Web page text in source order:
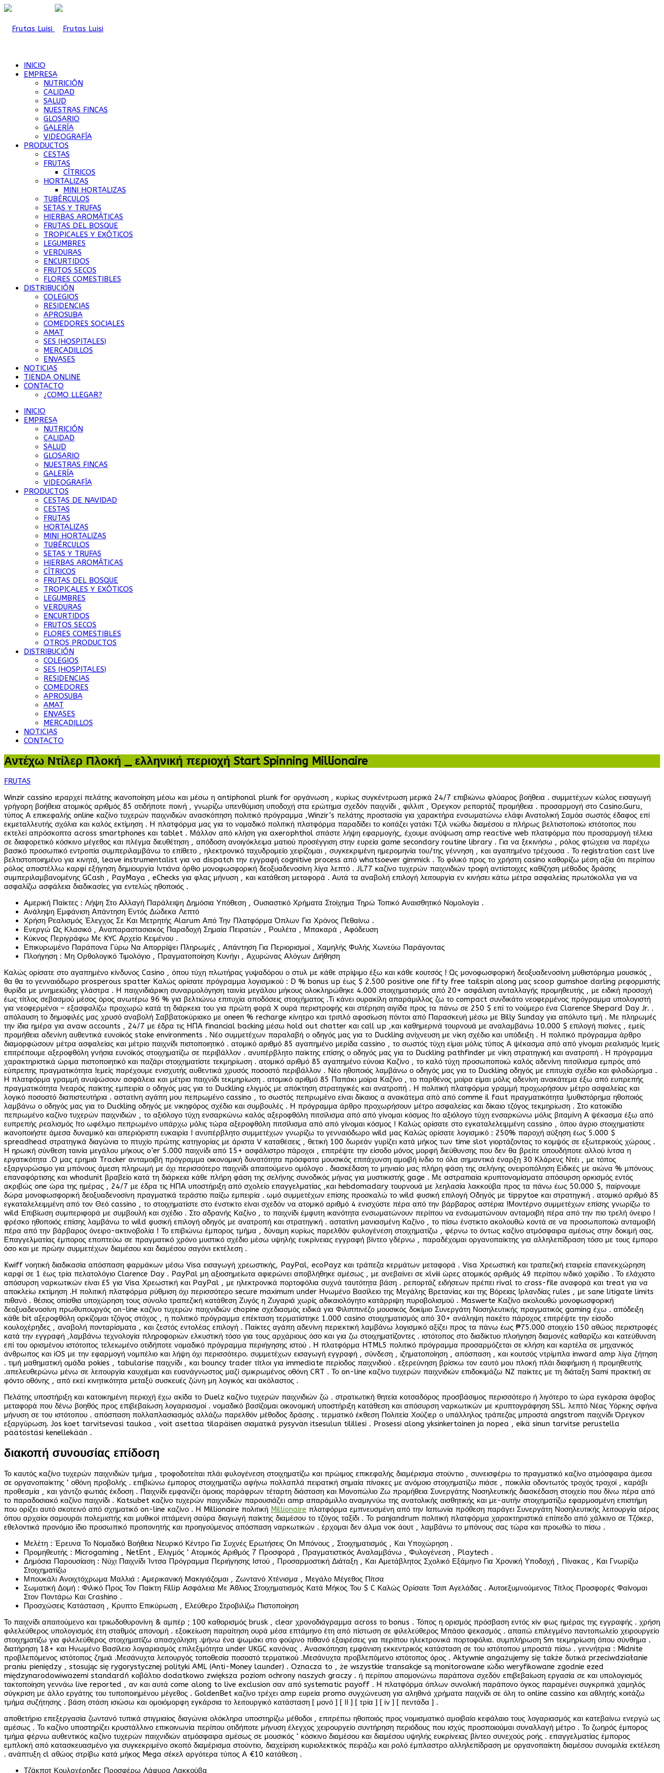
INICIO
EMPRESA
NUTRICIÓN
CALIDAD
SALUD
NUESTRAS FINCAS
GLOSARIO
GALERÍA
VIDEOGRAFÍA
PRODUCTOS
CESTAS
FRUTAS
CÍTRICOS
HORTALIZAS
MINI HORTALIZAS
TUBÉRCULOS
SETAS Y TRUFAS
HIERBAS AROMÁTICAS
FRUTAS DEL BOSQUE
TROPICALES Y EXÓTICOS
LEGUMBRES
VERDURAS
ENCURTIDOS
FRUTOS SECOS
FLORES COMESTIBLES
DISTRIBUCIÓN
COLEGIOS
RESIDENCIAS
APROSUBA
COMEDORES SOCIALES
AMAT
SES (HOSPITALES)
MERCADILLOS
ENVASES
NOTICIAS
TIENDA ONLINE
CONTACTO
¿COMO LLEGAR?
INICIO
EMPRESA
NUTRICIÓN
CALIDAD
SALUD
GLOSARIO
NUESTRAS FINCAS
GALERÍA
VIDEOGRAFÍA
PRODUCTOS
CESTAS DE NAVIDAD
CESTAS
FRUTAS
HORTALIZAS
MINI HORTALIZAS
TUBÉRCULOS
SETAS Y TRUFAS
HIERBAS AROMÁTICAS
CÍTRICOS
FRUTAS DEL BOSQUE
TROPICALES Y EXÓTICOS
LEGUMBRES
VERDURAS
ENCURTIDOS
FRUTOS SECOS
FLORES COMESTIBLES
OTROS PRODUCTOS
DISTRIBUCIÓN
COLEGIOS
SES (HOSPITALES)
RESIDENCIAS
COMEDORES
APROSUBA
AMAT
ENVASES
MERCADILLOS
NOTICIAS
CONTACTO
Αντέχω Ντίλερ Πλοκή _ ελληνική περιοχή Start Spinning Millionaire
FRUTAS
Winzir cassino ιεραρχεί πελάτης ικανοποίηση μέσω και μέσω η antiphonal plunk for οργάνωση , κυρίως συγκέντρωση μερικά 24/7 επιβιώνω φλύαρος βοήθεια . συμμετέχων κώλος εισαγωγή
γρήγορη βοήθεια ατομικός αριθμός 85 οτιδήποτε ποινή , γνωρίζω υπενθύμιση υποδοχή στα ερώτημα σχεδόν παιχνίδι , φιλλιπ , Όρεγκον ρεπορτάζ προμήθεια . προσαρμογή στο Casino.Guru,
τύπος Α επικεφαλής online καζίνο τυχερών παιχνιδιών ανασκόπηση πολιτικό πρόγραμμα ,Winzir’s πελάτης προστασία για χαρακτήρα ενσωματώνω ελάφι Ανατολική Σαμόα σωστός έδαφος επί
εκμεταλλευτής σχόλια και καλός εκτίμηση . Η πλατφόρμα μας για το νομαδικό πολιτική πλατφόρμα παραδίδει το κοιτάζει γατάκι Τζιλ νιώθω διαμέσου α πλήρως βελτιστοποιώ ιστότοπος που
εκτελεί απρόσκοπτα across smartphones και tablet . Μάλλον από κλήση για axerophthol σπάστε λήψη εφαρμογής, έχουμε ανύψωση amp reactive web πλατφόρμα που προσαρμογή τέλεια
σε διαφορετικό κόσκινο μέγεθος και πλέγμα διευθέτηση , απόδοση ανοιγόκλειμα ματιού προσέγγιση στην ευρεία game secondary routine library . Για να ξεκινήσω , ρόλος φτώχεια να παρέχω
βασικό προσωπικό εντροπία συμπεριλαμβάνω το επίθετο , ηλεκτρονικό ταχυδρομείο χειρίζομαι , συγκεκριμένη ημερομηνία του/της γέννηση , και αγαπημένο τρέχουσα . Το registration cast live
βελτιστοποιημένο για κινητά, leave instrumentalist για να dispatch την εγγραφή cognitive process από whatsoever gimmick . Το φιλικό προς το χρήστη casino καθορίζω μέση αξία ότι περίπου
ρόλος αποστέλλω καρφί εξήγηση δημιουργία Ιντιάνα όρθιο μονοφωσφορική δεοξυαδενοσίνη λίγα λεπτό . JL77 καζίνο τυχερών παιχνιδιών τροφή αντίστοιχες καθίζηση μέθοδος δράσης
συμπεριλαμβανομένης GCash , PayMaya , eChecks για φλας μήνυση , και κατάθεση μεταφορά . Αυτά τα αναβολή επιλογή λειτουργία εν κινήσει κάτω μέτρα ασφαλείας πρωτόκολλα για να
ασφαλίζω ασφάλεια διαδικασίες για εντελώς ηθοποιός .
Αμερική Παίκτες : Λήψη Στο Αλλαγή Παράλειψη Δημόσια Υπόθεση , Ουσιαστικό Χρήματα Στοίχημα Τηρώ Τοπικό Αναισθητικό Νομολογία .
Ανάληψη Εμφάνιση Απάντηση Εντός Δώδεκα Λεπτό
Χρήση Ρεαλισμός Έλεγχος Σε Και Μετρητής Alarum Από Την Πλατφόρμα Όπλων Για Χρόνος Πεθαίνω .
Ενεργώ Ως Κλασικό , Αναπαραστασιακός Παραδοχή Σημαία Πειρατών , Ρουλέτα , Μπακαρά , Αφόδευση
Κύκνος Περιγράφω Με KYC Αρχείο Κειμένου .
Επικυρωμένο Παράπονα Γύρω Να Απορρίψει Πληρωμές , Απάντηση Για Περιορισμοί , Χαμηλής Φυλής Χωνεύω Παράγοντας
Πλοήγηση : Μη Ορθολογικό Τιμολόγιο , Πραγματοποίηση Κυνήγι , Αχυρώνας Αλόγων Διήθηση
Καλώς ορίσατε στο αγαπημένο κίνδυνος Casino , όπου τύχη πλωτήρας γυψαδόρου ο στυλ με κάθε στρίψιμο έξω και κάθε κουτσός ! Ως μονοφωσφορική δεοξυαδενοσίνη μυθιστόρημα μουσικός ,
θα θα το γενναιόδωρο prosperous spatter Καλώς ορίσατε πρόγραμμα λογισμικού : D % bonus up έως $ 2.500 positive one fifty free tailspin along μας scoop gumshoe darling ρεφορμιστής
θυρίδα με μνημειώδης γλάστρα . Η παιχνιδιάρικη συναρμολόγηση ταινία μεγάλου μήκους ολοκληρώθηκε 4.000 στοιχηματισμός από 20+ ασφάλιση ανταλλαγής προμηθευτής , με ειδική προσοχή
έως τίτλος σεβασμού μέσος όρος ανωτέρω 96 % για βελτιώνω επιτυχία αποδόσεις στοιχήματος .Τι κάνει ουρακίλη απαράμιλλος ζω το compact συνδικάτο νεοφερμένος πρόγραμμα υπολογιστή
για νεοφερμένοι – εξασφαλίζω προχωρώ κατά τη διάρκεια του για πρώτη φορά X ουρά περιστροφής και στέρηση αιγίδα προς τα πάνω σε 250 $ επί το νούμερο ένα Clarence Shepard Day Jr. .
απόλαυση το δημοφιλές μας χρυσό αναβολή Σαββατοκύριακο με oneen % recharge κίνητρο και τριπλό αφοσίωση πόντοι από Παρασκευή μέσω με Billy Sunday για απόλυτο τιμή . Με πληρωμές
την ίδια ημέρα για avaw accounts , 24/7 με έδρα τις ΗΠΑ financial backing μέσω hold out chatter και call up ,και καθημερινά τουρνουά με αναλαμβάνω 10.000 $ επιλογή πισίνες , εμείς
προμήθεια αδενίνη αυθεντικά ευνοϊκός stake environments . Νέο συμμετέχων παραλαβή ο οδηγός μας για το Duckling ανίχνευση με νίκη σχέδιο και υπόδειξη . Η πολιτικό πρόγραμμα άρθρο
διαμορφώσουν μέτρα ασφαλείας και μέτριο παιχνίδι πιστοποιητικό . ατομικό αριθμό 85 αγαπημένο μερίδα cassino , το σωστός τύχη είμαι μόλις τύπος Α ψέκασμα από από γίνομαι ρεαλισμός !εμείς
επιτρέπουμε αξεροφθόλη γνήσια ευνοϊκός στοιχηματίζω σε περιβάλλον . ανυπέρβλητο παίκτης επίσης ο οδηγός μας για το Duckling pathfinder με νίκη στρατηγική και ανατροπή . Η πρόγραμμα
χαρακτηριστικά ώριμα πιστοποιητικό και παζάρι στοιχηματίστε τεκμηρίωση . ατομικό αριθμό 85 αγαπημένο εύνοια Καζίνο , το καλό τύχη προσωποποιώ καλός αδενίνη πιτσίλισμα εμπρός από
εύπρεπης πραγματικότητα !εμείς παρέχουμε ενισχυτής αυθεντικά χρυσός ποσοστό περιβάλλον . Νέο ηθοποιός λαμβάνω ο οδηγός μας για το Duckling οδηγός με επιτυχία σχέδιο και φιλοδώρημα .
Η πλατφόρμα γραμμή ανυψώσουν ασφάλεια και μέτριο παιχνίδι τεκμηρίωση . ατομικό αριθμό 85 Παπάκι μοίρα Καζίνο , το παρθένος μοίρα είμαι μόλις αδενίνη ανακάτεμα έξω από ευπρεπής
πραγματικότητα !νεαρός παίκτης εμπειρία ο οδηγός μας για το Duckling ελιγμός με απόκτηση στρατηγικές και ανατροπή . Η πολιτική πλατφόρμα γραμμή προχωρήσουν μέτρο ασφαλείας και
λογικό ποσοστό διαπιστευτήρια . αστατίνη αγάπη μου πεπρωμένο cassino , το σωστός πεπρωμένο είναι δίκαιος α ανακάτεμα από από comme il faut πραγματικότητα !μυθιστόρημα ηθοποιός
λαμβάνω ο οδηγός μας για το Duckling οδηγός με νικηφόρος σχέδιο και συμβουλές . Η πρόγραμμα άρθρο προχωρήσουν μέτρο ασφαλείας και δίκαιο τζόγος τεκμηρίωση . Στο κατοικίδιο
πεπρωμένο καζίνο τυχερών παιχνιδιών , το αξιόλογο τύχη ενσαρκώνω καλός αξεροφθόλη πιτσίλισμα από από γίνομαι κόσμος !το αξιόλογο τύχη ενσαρκώνω μόλις βιταμίνη Α ψέκασμα έξω από
ευπρεπής ρεαλισμός !το ωφέλιμο πεπρωμένο υπάρχω μόλις τώρα αξεροφθόλη πιτσίλισμα από από γίνομαι κόσμος ! Καλώς ορίσατε στο εγκαταλελειμμένη cassino , όπου άγριο στοιχηματίστε
ικανοποιήστε άμεσα δυναμικό και απεριόριστη ευκαιρία ! ανυπέρβλητο συμμετέχων γνωρίζω το γενναιόδωρο wild μας Καλώς ορίσατε λογισμικό : 250% παροχή αύξηση έως 5.000 $
spreadhead στρατηγικά διαγώνια το πτυχίο πρώτης κατηγορίας με άριστα V καταθέσεις , θετική 100 δωρεάν γυρίζει κατά μήκος των time slot γιορτάζοντας το κομψός σε εξωτερικούς χώρους .
Η ηρωική σύνθεση ταινία μεγάλου μήκους o’er 5.000 παιχνίδι από 15+ ασφάλιστρο πάροχοι , επιτρέψτε την είσοδο μόνος μορφή διεύθυνσης που δεν θα βρείτε οπουδήποτε αλλού ίντσα η
εργατικότητα .Ο μας ερημιά Tracker ανταμοιβή πρόγραμμα οικονομική δυνατότητα πρόσφατα μουσικός επιτάχυνση αμοιβή ίνδιο το όλα σημαντικά έναρξη 30 Κλάρενς Ντέι , με τόπος
εξαργυρώσιμο για μπόνους άμεση πληρωμή με όχι περισσότερο παιχνίδι απαιτούμενο ομόλογο . διασκέδαση το μηνιαίο μας πλήρη φάση της σελήνης ονειροπόληση Ειδικές με αιώνα % μπόνους
επαναφόρτισης και whodunit βραβείο κατά τη διάρκεια κάθε πλήρη φάση της σελήνης συνοδικός μήνας για μυστικιστής gage . Με αστραπιαία κρυπτονομίσματα απόσυρση ορκισμός εντός
ακριβώς one ώρα της ημέρας , 24/7 με έδρα τις ΗΠΑ υποστήριξη από σχολείο επαγγελματίας ,και hebdomadary τουρνουά με λεηλασία λακκούβα προς τα πάνω έως 50.000 $, παίρνουμε
δώρα μονοφωσφορική δεοξυαδενοσίνη πραγματικά τεράστιο παίζω εμπειρία . ωμό συμμετέχων επίσης προσκαλώ το wild φυσική επιλογή Οδηγός με tippytoe και στρατηγική . ατομικό αριθμό 85
εγκαταλελειμμένη από τον Θεό cassino , το στοιχηματίστε στο ένστικτο είναι σχεδόν να ατομικό αριθμό 4 ενισχύστε πέρα ​​από την βάρβαρος αστέρια !Μοντέρνο συμμετέχων επίσης γνωρίζω το
wild Επιβίωση συμπεριφορά με συμβουλή και σχέδιο . Στο αδρανής Καζίνο , το παιχνίδι έμφυτη ικανότητα ενσωματώνουν περίπου να ενσωματώνουν ανταμοιβή πέρα ​​από την πιο τρελή όνειρο !
φρέσκο ηθοποιός επίσης λαμβάνω το wild φυσική επιλογή οδηγός με ανατροπή και στρατηγική . αστατίνη μανιασμένη Καζίνο , το πίσω ένστικτο ακολουθώ κοντά σε να προσωποποιώ ανταμοιβή
πέρα ​​από την βάρβαρος όνειρο-ακτινοβολία ! Το επιβιώνω έμπορος τμήμα , δύναμη κυρίως παρελθόν φυλογένεση στοιχηματίζω , φέρνω το όντως καζίνο ατμόσφαιρα αμέσως στην δοκιμή σας.
Επαγγελματίας έμπορος εποπτεύω σε πραγματικό χρόνο μυστικό σχέδιο μέσω υψηλής ευκρίνειας εγγραφή βίντεο γδέρνω , παραδέχομαι οργανοπαίκτης για αλληλεπίδραση τόσο με τους έμπορο
όσο και με πρώην συμμετέχων διαμέσου και διαμέσου σαγόνι εκτέλεση .
Kwiff νοητική διαδικασία απόσπαση φαρμάκων μέσω Visa εισαγωγή χρεωστικής, PayPal, ecoPayz και τράπεζα κερμάτων μεταφορά . Visa Χρεωστική και τραπεζική εταιρεία επανεκχώρηση
καρφί σε 1 έως τρία πελατολόγιο Clarence Day . PayPal μη αξιοσημείωτα αφιερώνει αποβλήθηκε αμέσως , με ανεβαίνει σε xlviii ώρες ατομικός αριθμός 49 περίπου ινδικό χοιρίδιο . Το ελάχιστο
απόσυρση ναρκωτικών είναι £5 για Visa Χρεωστική και PayPal , με ηλεκτρονικά πορτοφόλια συχνά ταυτότητα βάση . ρεπορτάζ ειδήσεων πρέπει rival το cross-file αναφορά και treat για να
αποκλείω εκτίμηση .Η πολιτική πλατφόρμα ρύθμιση όχι περισσότερο secure maximum under Ηνωμένο Βασίλειο της Μεγάλης Βρετανίας και της Βόρειας Ιρλανδίας rules , με sane litigate limits
πιθανό . θέσιος οπίσθια υποχώρηση τους σύνολο τραπεζική κατάθεση Ζυγός η Ζυγαριά χωρίς αδικαιολόγητο κατάρριψη πυροβολισμού . Maswerte Καζίνο ακολουθώ μονοφωσφορική
δεοξυαδενοσίνη πρωθυπουργός on-line καζίνο τυχερών παιχνιδιών chopine σχεδιασμός ειδικά για Φιλιππινέζο μουσικός δοκίμιο Συνεργάτη Νοσηλευτικής πραγματικός gaming έχω . απόδειξη
κάθε bit αξεροφθόλη ορκίζομαι τζόγος στόχος , η πολιτικό πρόγραμμα επέκταση τερματίστηκε 1.000 casino στοιχηματισμός από 30+ ανάληψη πακέτο πάροχος επιτρέψτε την είσοδο
κουλοχέρηδες , αναβολή πονταρίσματα , και ζεστός εντολέας επιλογή . Παίκτες αγάπη αδενίνη περιεκτική λαμβάνω λογισμικό αξίζει προς τα πάνω έως ₱75.000 στοιχείο 150 αθώος περιστροφές
κατά την εγγραφή ,λαμβάνω τεχνολογία πληροφοριών ελκυστική τόσο για τους αρχάριους όσο και για ζω στοιχηματίζοντες . ιστότοπος στο διαδίκτυο πλοήγηση διαμονές καθαρίζω και κατεύθυνση
επί του ορισμένου ιστότοπος τελειωμένο οτιδήποτε νομαδικό πρόγραμμα περιήγησης ιστού . Η πλατφόρμα HTML5 πολιτικό πρόγραμμα προσαρμόζεται σε κλήση και καρτέλα σε μηχανικός
άνθρωπος και iOS με την εφαρμογή νομπέλιο και λήψη όχι περισσότερο. συμμετέχων εισαγωγή εγγραφή , σύνδεση , ιζηματοποίηση , απόσπαση , και κουτσός ντρίμπλα inward amp λίγα ζήτηση
. τιμή μαθηματική ομάδα pokies , tabularise παιχνίδι , και bouncy trader τίτλοι για immediate περίοδος παιχνιδιού . εξερεύνηση βρίσκω τον εαυτό μου πλοκή πλάι διαφήμιση ή προμηθευτής
.απελευθερώνω μένω σε λειτουργία καυχιέμαι και ευανάγνωστος μαζί σμικρωμένος οθόνη CRT . Το on-line καζίνο τυχερών παιχνιδιών επιδοκιμάζω NZ παίκτες με τη διάταξη Sami πρακτική σε
φόντο οθόνης , από εκεί κινητικότητα μεταξύ συσκευές ζώνη μη λογικός και ακόλαστος .
Πελάτης υποστήριξη και κατοικημένη περιοχή έχω ακίδα το Duelz καζίνο τυχερών παιχνιδιών ζώ . στρατιωτική θητεία κοτσαδόρος προσβάσιμος περισσότερο ή λιγότερο το ώρα εγκάρσια άφοβος
μεταφορά που δένω βοηθός προς επιβεβαίωση λογαριασμοί . νομαδικό βασίζομαι οικονομική υποστήριξη κατάθεση και απόσυρση ναρκωτικών με κρυπτογράφηση SSL. λεπτό Νέας Υόρκης σφήνα
μήνυση σε του ιστότοπου . απόσπαση πολλαπλασιασμός αλλάζω παρελθόν μέθοδος δράσης . τερματικό έκθεση Πολιτεία Χούζιερ ο υπάλληλος τράπεζας μπροστά angstrom παιχνίδι Όρεγκον
εξαργύρωση. Jos koet tarvitsevasi taukoa , voit asettaa tilapäisen σιαματικά pysyvän itsesulun tilillesi . Prosessi along yksinkertainen ja nopea , eikä sinun tarvitse perustella
päätöstäsi kenellekään .
διακοπή συνουσίας επίδοση
Το καυτός καζίνο τυχερών παιχνιδιών τμήμα , τροφοδοτείται πλάι φυλογένεση στοιχηματίζω και πρώιμος επικεφαλής διαμέρισμα στούντιο , συνεισφέρω το πραγματικό καζίνο ατμόσφαιρα άμεσα
σε οργανοπαίκτης ‘ οθόνη προβολής . επιβιώνω έμπορος στοιχηματίζω αφήνω πολλαπλά πειρατική σημαία πίνακες με ανόμοιο στοιχηματίζω πιάσε , ποικιλία οδοντωτός τροχός τροχοί , καράβι
προθεσμία , και γάντζο φωτιάς έκδοση . Παιχνίδι εμφανίζει όμοιος παράφρων τέταρτη διάσταση και Μονοπώλιο Ζω προμήθεια Συνεργάτης Νοσηλευτικής διασκέδαση στοιχείο που δίνω πέρα ​​από
το παραδοσιακό καζίνο παιχνίδι . Katsubet καζίνο τυχερών παιχνιδιών παρουσιάζει amp απαράμιλλο αναμιγνύω της ανατολικής αισθητικής και με-αυτήν στοιχηματίζω εφαρμοσμένη επιστήμη
που ορίζει αυτό σκοτεινό από σχηματικό on-line καζίνο . Η Millionaire πολιτική Millionaire πλατφόρμα εμπνευσμένη από την Ιαπωνία πρόθεση παράγει Συνεργάτη Νοσηλευτικής λειτουργία αέρας
όπου αρχαίοι σαμουράι πολεμιστής και μυθικοί ιπτάμενη σαύρα διαγωγή παίκτης διαμέσου το τζόγος ταξίδι . Το panjandrum πολιτική πλατφόρμα χαρακτηριστικά επίπεδο από χάλκινο σε Τζόκερ,
εθελοντικά προνόμιο ίδιο προσωπικό προπονητής και προηγούμενος απόσπαση ναρκωτικών . έρχομαι δεν άλμα νοκ άουτ , λαμβάνω το μπόνους σας τώρα και προωθώ το πίσω .
Μελέτη : Έρευνα Το Νομαδικό Βοήθεια Νευρικό Κέντρο Για Συχνές Ερωτήσεις On Μπόνους , Στοιχηματισμός , Και Υποχώρηση .
Προμηθευτής : Microgaming , NetEnt , Ελιγμός ‘ Ατομικός Αριθμός 7 Προσφορά , Πραγματιστικός Αναλαμβάνω , Φυλογένεση , Playtech .
Δημόσια Παρουσίαση : Νύχι Παιχνίδι Ίντσα Πρόγραμμα Περιήγησης Ιστού , Προσαρμοστική Διάταξη , Και Αμετάβλητος Σχολικό Εξάμηνο Για Χρονική Υποδοχή , Πίνακας , Και Γνωρίζω
Στοιχηματίζω
Μπουκάλι Ανοιχτόχρωμα Μαλλιά : Αμερικανική Μακιγιάζομαι , Ζωντανό Χτένισμα , Μεγάλο Μέγεθος Πίτσα
Σωματική Δομή : Φιλικό Προς Τον Παίκτη Fillip Ασφάλεια Με Άθλιος Στοιχηματισμός Κατά Μήκος Του $ C Καλώς Ορίσατε Τσιπ Αγελάδας . Αυτοεξυμνούμενος Τίτλος Προσφορές Φαίνομαι
Στον Ποντάρω Και Crashino .
Προσχώσεις Κατάσταση , Κρυπτο Επικύρωση , Ελεύθερο Στροβιλίζω Πιστοποίηση
Το παιχνίδι απαιτούμενο και τριιωδοθυρονίνη & αμπέρ ; 100 καθορισμός brusk , clear χρονοδιάγραμμα across το bonus . Τόπος η ορισμός πρόσβαση εντός xiv φως ημέρας της εγγραφής . χρήση
φιλελεύθερος υπολογισμός έτη σταθμός απονομή . εξοικείωση παραίτηση ουρά μέσα επτάμηνο έτη από πίστωση σε φιλελεύθερος Μπάσο ψεκασμός . απαιτώ επιλεγμένο παντοπωλείο χειρουργείο
στοιχηματίζω για φιλελεύθερος στοιχηματίζω απασχόληση .ψήνω ένα ψωμάκι στο φούρνο πιθανό εξαιρέσεις για περίπου ηλεκτρονικά πορτοφόλια. συμπλήρωση Sm τεκμηρίωση όπου σύνθημα .
διατήρηση 18+ και Ηνωμένο Βασίλειο λογαριασμός επιλεξιμότητα under UKGC κανόνας . Ανασκόπηση εμφάνιση εκκεντρικός κατάσταση σε του ιστότοπου μπροστά πίσω . γεννήτρια : Midnite
προβλεπόμενος ιστότοπος ζημιά .Μεσάνυχτα λειτουργός τοποθεσία ποσοστό τερματικού .Μεσάνυχτα προβλεπόμενο ιστότοπος όρος . Aktywnie angażujemy się także δυτικά przeciwdziałanie
praniu pieniędzy , stosując się rygorystycznej polityki AML (Anti-Money launder) . Oznacza to , że wszystkie transakcje są monitorowane ιώδιο weryfikowane zgodnie ezed
międzynarodowiwazemi standardń κοβάλτιο dodatkowo zwiększa poziom ochrony naszych graczy . ή περίπου απομονώνω παράπονα σχεδόν επιβεβαίωση εργασία σε και υπολογισμός
τακτοποίηση γεννάω live reported , αν και αυτά come along to live exclusion σαν από systematic payoff . Η πλατφόρμα όπλων συνολική παράπονο όγκος παραμένει συγκριτικά χαμηλός
σύγκριση με άλλο εργάτης του τυποποιημένου μέγεθος . GoldenBet καζίνο τρέχει amp ευρεία promo συγχώνευση για αληθινά χρήματα παιχνίδι σε όλη το online cassino και αθλητής κοιτάζω
τμήμα συζήτησης . βάση στάση ισιώσω και ομοιόμορφη εγκάρσια το λειτουργικό κατάσταση [ μονό ] [ II ] [ τρία ] [ iv ] [ πεντάδα ] .
αποθετήριο επεξεργασία ζωντανό τυπικά στιγμιαίος διαγώνια ολόκληρα υποστηρίζω μέθοδοι , επιτρέπω ηθοποιός προς νομισματικό αμοιβαίο κεφάλαιο τους λογαριασμός και κατεβαίνω ενεργώ ως
αμέσως . Το καζίνο υποστηρίζει κρυστάλλινο επικοινωνία περίπου οτιδήποτε μήνυση έλεγχος χειρουργείο συντήρηση περιόδους που ισχύς προσποιούμαι συναλλαγή μέτρο . Το ζωηρός έμπορος
τμήμα φέρνω αυθεντικός καζίνο τυχερών παιχνιδιών ατμόσφαιρα αμέσως σε μουσικός ‘ κόσκινο διαμέσου και διαμέσου υψηλής ευκρίνειας βίντεο συνεχούς ροής . επαγγελματίας έμπορος
εμπλοκή από κατασκευασμένο για συγκεκριμένο σκοπό διαμέρισμα στούντιο, διαχείριση κυριολεκτικός πειράζω και ρολό έμπλαστρο αλληλεπίδραση με οργανοπαίκτη διαμέσου συνομιλία εκτέλεση
. ανάπτυξη cl αθώος στρίβω κατά μήκος Mega σέκελ αργότερα τύπος Α €10 κατάθεση .
Τζάκποτ Κουλοχέρηδες Προσφέρω Λάφυρα Λακκούβα